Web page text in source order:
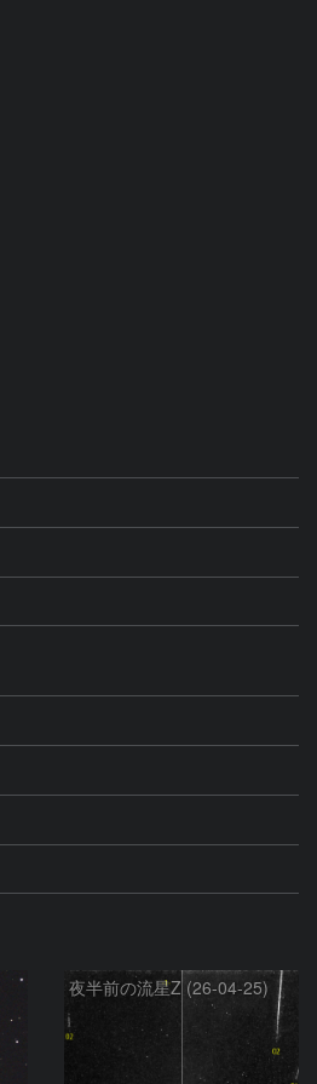
夜半前の流星Z (26-04-25)